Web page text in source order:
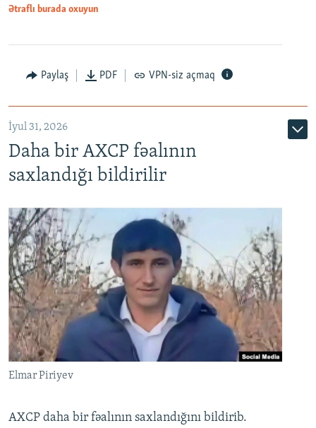
Ətraflı burada oxuyun
Paylaş PDF VPN-siz açmaq
İyul 31, 2026
Daha bir AXCP fəalının
saxlandığı bildirilir
Elmar Piriyev
AXCP daha bir fəalının saxlandığını bildirib.